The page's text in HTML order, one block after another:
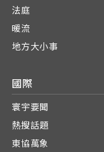
法庭
暖流
地方大小事
國際
寰宇要聞
熱搜話題
東協萬象